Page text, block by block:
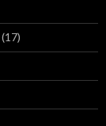
(17)